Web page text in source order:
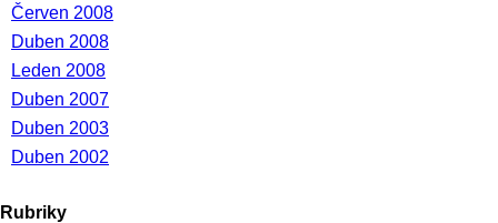
Červen 2008
Duben 2008
Leden 2008
Duben 2007
Duben 2003
Duben 2002
Rubriky